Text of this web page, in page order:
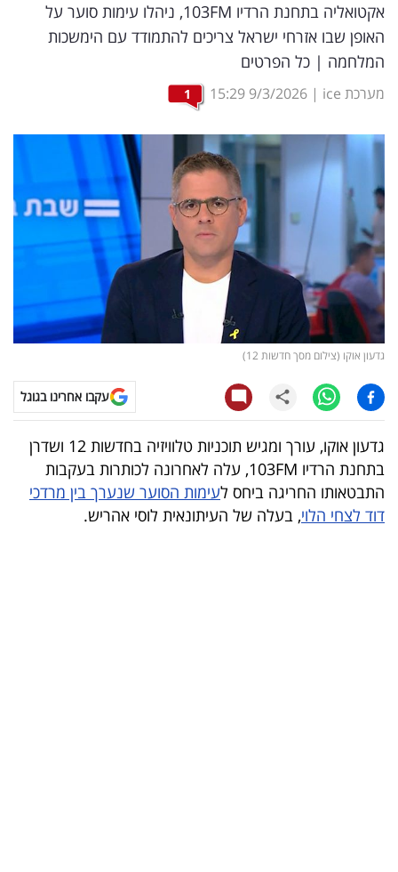
שיווק
ופרסום
משפט
מדדים
ומחקרים
דעות
רכילות
עסקית
קריפטו
ויראלי
טלוויזיה
עסקי
ספורט
קריירה
אקטואליה בתחנת הרדיו 103FM, ניהלו עימות סוער על
האופן שבו אזרחי ישראל צריכים להתמודד עם הימשכות
המלחמה | כל הפרטים
מערכת ice |
9/3/2026
15:29
1
גדעון אוקו (צילום מסך חדשות 12)
עקבו אחרינו בגוגל
גדעון אוקו, עורך ומגיש תוכניות טלוויזיה בחדשות 12 ושדרן
בתחנת הרדיו 103FM, עלה לאחרונה לכותרות בעקבות
התבטאותו החריגה ביחס לעימות הסוער שנערך בין מרדכי
דוד לצחי הלוי, בעלה של העיתונאית לוסי אהריש.